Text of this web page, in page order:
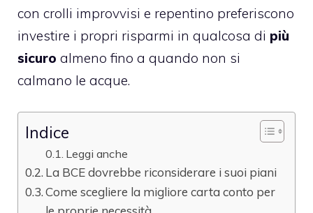
con crolli improvvisi e repentino preferiscono
investire i propri risparmi in qualcosa di più
sicuro almeno fino a quando non si
calmano le acque.
Indice
Leggi anche
La BCE dovrebbe riconsiderare i suoi piani
Come scegliere la migliore carta conto per